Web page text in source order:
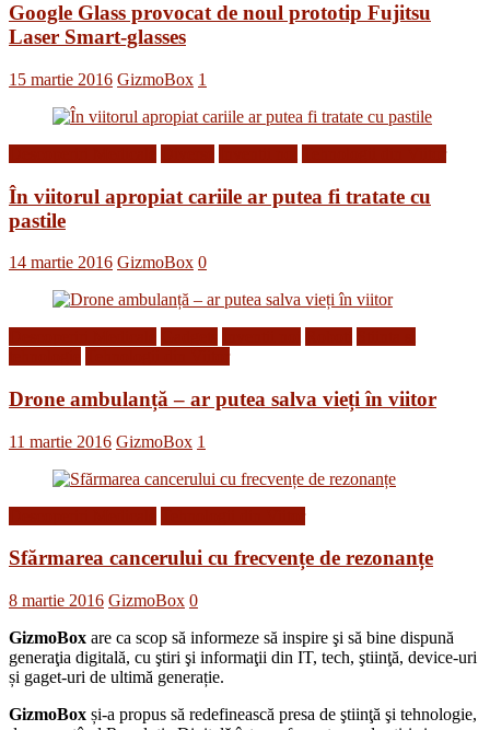
Google Glass provocat de noul prototip Fujitsu
Laser Smart-glasses
15 martie 2016 GizmoBox 1
În viitorul apropiat cariile ar putea fi tratate cu
pastile
14 martie 2016 GizmoBox 0
Drone ambulanță – ar putea salva vieți în viitor
11 martie 2016 GizmoBox 1
Sfărmarea cancerului cu frecvențe de rezonanțe
8 martie 2016 GizmoBox 0
GizmoBox are ca scop să informeze să inspire şi să bine dispună
generaţia digitală, cu ştiri şi informaţii din IT, tech, ştiinţă, device-uri
și gaget-uri de ultimă generație.
GizmoBox și-a propus să redefinească presa de ştiinţă şi tehnologie,